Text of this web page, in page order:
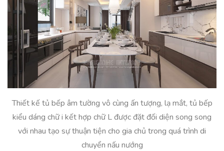
Thiết kế tủ bếp âm tường vô cùng ấn tượng, lạ mắt, tủ bếp
kiểu dáng chữ i kết hợp chữ L được đặt đối diện song song
với nhau tạo sự thuận tiện cho gia chủ trong quá trình di
chuyển nấu nướng